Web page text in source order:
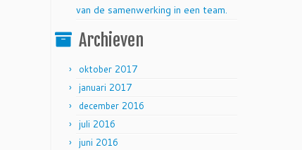
van de samenwerking in een team.
Archieven
oktober 2017
januari 2017
december 2016
juli 2016
juni 2016